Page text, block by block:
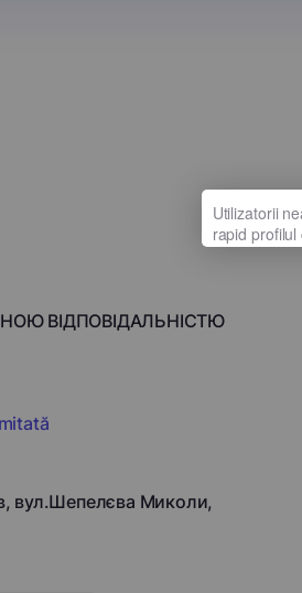
ВІДПОВІДАЛЬНІСТЮ
вул.Шепелєва Миколи,